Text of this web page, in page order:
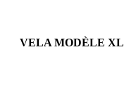
VELA MODÈLE XL